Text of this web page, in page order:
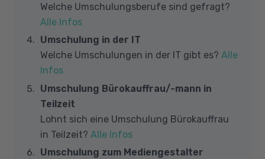
Welche Umschulungsberufe sind gefragt?
Alle Infos
Umschulung in der IT
Welche Umschulungen in der IT gibt es? Alle
Infos
Umschulung Bürokauffrau/-mann in
Teilzeit
Lohnt sich eine Umschulung Bürokauffrau
in Teilzeit? Alle Infos
Umschulung zum Mediengestalter